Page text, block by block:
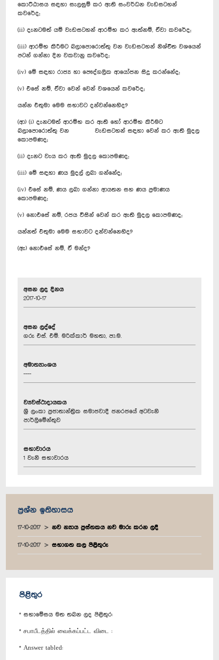
කොට්ඨාසය සඳහා සැලසුම් කර ඇති සංවර්ධන වැඩසටහන්
කවරේද;
(ii) දැනටමත් යම් වැඩසටහන් ආරම්භ කර ඇත්නම්, ඒවා කවරේද;
(iii) ආරම්භ කිරීමට බලාපොරොත්තු වන වැඩසටහන් නිශ්චිත වශයෙන්
පටන් ගන්නා දින වකවානු කවරේද;
(iv) මේ සඳහා රාජ්‍ය හා පෞද්ගලික ආයෝජන සිදු කරන්නේද;
(v) එසේ නම්, ඒවා වෙන් වෙන් වශයෙන් කවරේද;
යන්න එතුමා මෙම සභාවට දන්වන්නෙහිද?
(ආ) (i) දැනටමත් ආරම්භ කර ඇති හෝ ආරම්භ කිරීමට
බලාපොරොත්තු වන වැඩසටහන් සඳහා වෙන් කර ඇති මුදල
කොපමණද;
(ii) දැනට වැය කර ඇති මුදල කොපමණද;
(iii) මේ සඳහා ණය මුදල් ලබා ගන්නේද;
(iv) එසේ නම්, ණය ලබා ගන්නා ආයතන සහ ණය ප්‍රමාණය
කොපමණද;
(v) නොඑසේ නම්, රජය විසින් වෙන් කර ඇති මුදල කොපමණද;
යන්නත් එතුමා මෙම සභාවට දන්වන්නෙහිද?
(ඇ) නොඑසේ නම්, ඒ මන්ද?
අසන ලද දිනය
2017-10-17
අසන ලද්දේ
ගරු එස්. එම්. මරික්කාර් මහතා, පා.ම.
අමාත්‍යාංශය
----
ව්‍යවස්ථාදායකය
ශ්‍රී ලංකා ප්‍රජාතාන්ත්‍රික සමාජවාදී ජනරජයේ අටවැනි
පාර්ලිමේන්තුව
සභාවාරය
1 වැනි සභාවාරය
ප්‍රශ්න ඉතිහාසය
17-10-2017 නව න්‍යාය පුස්තකය නව මාරු කරන ලදී
17-10-2017 සභාගත කල පිළිතුරු
පිළිතුර
* සභාමේසය මත තබන ලද පිළිතුර:
* சபாபீடத்தில் வைக்கப்பட்ட விடை :
* Answer tabled: